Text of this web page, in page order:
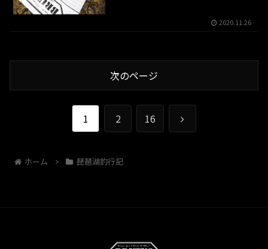
2020.11.26
次のページ
1 2 16
次
ホーム 琵琶湖釣行記